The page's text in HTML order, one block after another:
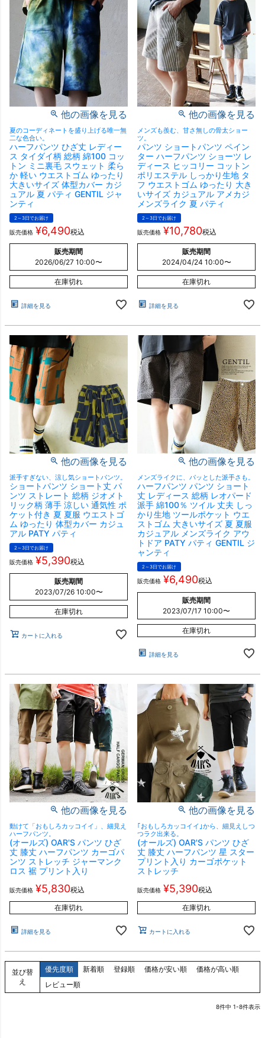
他の画像を見る
夏のコーディネートを盛り上げる唯一無
二な色合い。
ハーフパンツ ひざ丈 レディー
ス タイダイ柄 総柄 綿100 コッ
トン ミニ裏毛 スウェット 柔ら
か 軽い ウエストゴム ゆったり
大きいサイズ 体型カバー カジ
ュアル 夏 パティ GENTIL ジャ
ンティ
2～3日でお届け
販売価格 ¥6,490税込
販売期間
2026/06/27 10:00〜
在庫切れ
詳細を見る
他の画像を見る
メンズも羨む、甘さ無しの骨太ショー
ツ。
パンツ ショートパンツ ペイン
ター ハーフパンツ ショーツ レ
ディース ヒッコリー コットン
ポリエステル しっかり生地 タ
フ ウエストゴム ゆったり 大き
いサイズ カジュアル アメカジ
メンズライク 夏 パティ
2～3日でお届け
販売価格 ¥10,780税込
販売期間
2024/04/24 10:00〜
在庫切れ
詳細を見る
他の画像を見る
派手すぎない、涼し気ショートパンツ。
ショートパンツ ショート丈 パ
ンツ ストレート 総柄 ジオメト
リック柄 薄手 涼しい 通気性 ポ
ケット付き 夏 夏服 ウエストゴ
ム ゆったり 体型カバー カジュ
アル PATY パティ
2～3日でお届け
販売価格 ¥5,390税込
販売期間
2023/07/26 10:00〜
在庫切れ
カートに入れる
他の画像を見る
メンズライクに、パッとした派手さも。
ハーフパンツ パンツ ショート
丈 レディース 総柄 レオパード
派手 綿100％ ツイル 丈夫 しっ
かり生地 ツールポケット ウエ
ストゴム 大きいサイズ 夏 夏服
カジュアル メンズライク アウ
トドア PATY パティ GENTIL ジ
ャンティ
2～3日でお届け
販売価格 ¥6,490税込
販売期間
2023/07/17 10:00〜
在庫切れ
詳細を見る
他の画像を見る
動けて「おもしろカッコイイ」、細見え
ハーフパンツ。
(オールズ) OAR'S パンツ ひざ
丈 膝丈 ハーフパンツ カーゴパ
ンツ ストレッチ ジャーマンク
ロス 裾 プリント入り
販売価格 ¥5,830税込
在庫切れ
詳細を見る
他の画像を見る
｢おもしろカッコイイ｣から、細見えしつ
つラク出来る。
(オールズ) OAR'S パンツ ひざ
丈 膝丈 ハーフパンツ 星 スター
プリント入り カーゴポケット
ストレッチ
販売価格 ¥5,390税込
在庫切れ
カートに入れる
並び替
え
優先度順 新着順 登録順 価格が安い順
価格が高い順
レビュー順
8件中 1-8件表示